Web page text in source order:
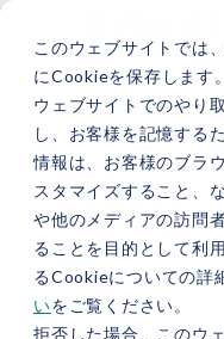
このウェブサイトでは
にCookieを保存します
ウェブサイトでのやり
し、お客様を記憶する
情報は、お客様のブラ
スタマイズすること、
や他のメディアの訪問
ることを目的として利
るCookieについての詳
いをご覧ください。
拒否した場合、このウ
Blog
ブログ